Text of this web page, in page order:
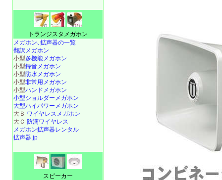
トランジスタメガホン
メガホン､拡声器の一覧
翻訳メガホン
小型多機能メガホン
小型録音メガホン
小型防水メガホン
小型非常用メガホン
小型ハンドメガホン
小型ショルダーメガホン
大型ハイパワーメガホン
大Ｂ ワイヤレスメガホン
大Ｃ 防滴ワイヤレス
メガホン拡声器レンタル
拡声器.jp
スピーカー